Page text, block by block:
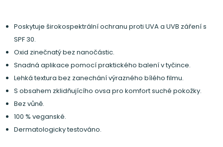
Poskytuje širokospektrální ochranu proti UVA a UVB záření s
SPF 30.
Oxid zinečnatý bez nanočástic.
Snadná aplikace pomocí praktického balení v tyčince.
Lehká textura bez zanechání výrazného bílého filmu.
S obsahem zklidňujícího ovsa pro komfort suché pokožky.
Bez vůně.
100 % veganské.
Dermatologicky testováno.